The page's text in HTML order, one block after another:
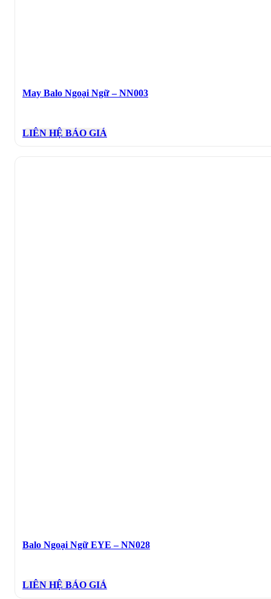
May Balo Ngoại Ngữ – NN003
LIÊN HỆ BÁO GIÁ
Balo Ngoại Ngữ EYE – NN028
LIÊN HỆ BÁO GIÁ